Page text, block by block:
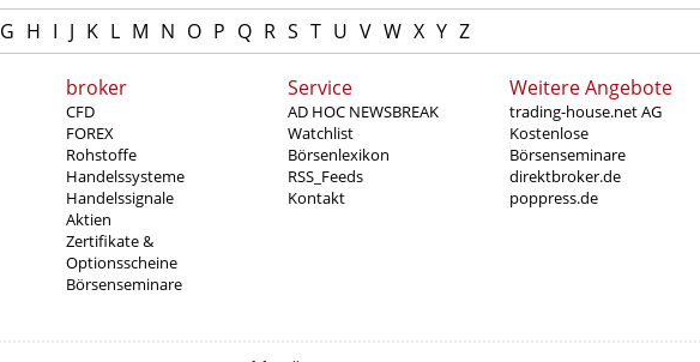
G H I J K L M N O P Q R S T U V W X Y Z
broker
CFD
FOREX
Rohstoffe
Handelssysteme
Handelssignale
Aktien
Zertifikate &
Optionsscheine
Börsenseminare
Service
AD HOC NEWSBREAK
Watchlist
Börsenlexikon
RSS_Feeds
Kontakt
Weitere Angebote
trading-house.net AG
Kostenlose
Börsenseminare
direktbroker.de
poppress.de